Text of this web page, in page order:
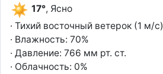
17°, Ясно
· Тихий восточный ветерок (1 м/с)
· Влажность: 70%
· Давление: 766 мм рт. ст.
· Облачность: 0%